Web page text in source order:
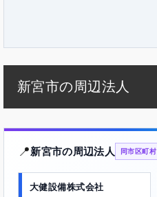
新宮市の周辺法人
📍新宮市の周辺法人 同市区町村
大健設備株式会社